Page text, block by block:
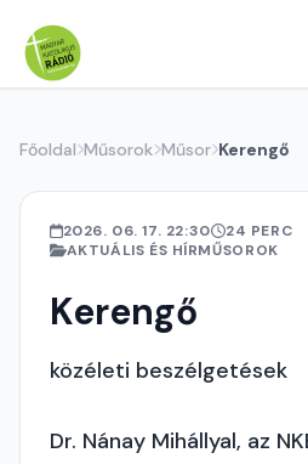
Főoldal Műsorok Műsor Kerengő
2026. 06. 17. 22:30
24 PERC
AKTUÁLIS ÉS HÍRMŰSOROK
Kerengő
közéleti beszélgetések
Dr. Nánay Mihállyal, az